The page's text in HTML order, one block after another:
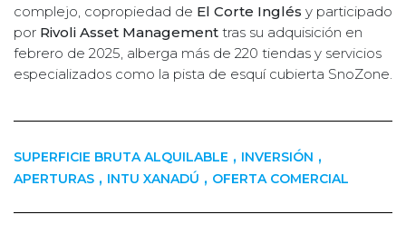
complejo, copropiedad de El Corte Inglés y participado
por Rivoli Asset Management tras su adquisición en
febrero de 2025, alberga más de 220 tiendas y servicios
especializados como la pista de esquí cubierta SnoZone.
SUPERFICIE BRUTA ALQUILABLE , INVERSIÓN ,
APERTURAS , INTU XANADÚ , OFERTA COMERCIAL